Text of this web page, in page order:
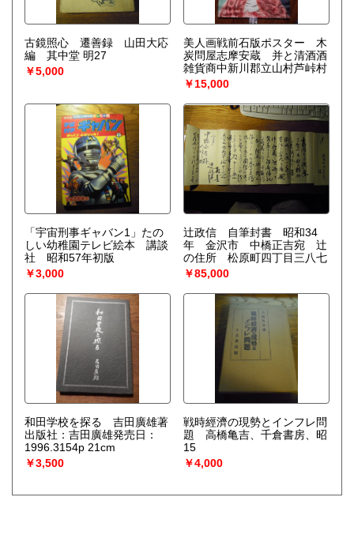
古鏡照心 遷善録 山田大応
編 其中堂 明27
￥5,000
美人画戦前石版ポスター 木
炭問屋志摩安蔵 并と清酒酒
雑貨商中新川郡立山村芦峠村
￥15,000
「宇宙刑事ギャバン1」たの
しい幼稚園テレビ絵本 講談
社 昭和57年初版
￥3,000
辻政信 自筆封書 昭和34
年 金沢市 中橋正吉宛 辻
の住所 松原町四丁目三八七
￥85,000
和田学校を探る 吉田廣雄著
出版社：吉田廣雄発売日：
1996.3154p 21cm
￥3,500
戦時經濟の現勢とインフレ問
題 高橋亀吉、千倉書房、昭
15
￥4,000